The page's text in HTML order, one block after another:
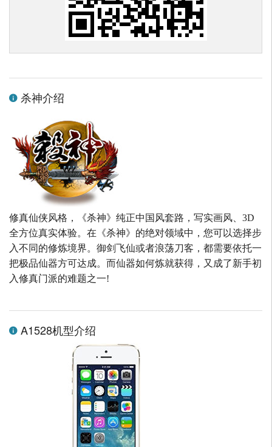
杀神介绍
修真仙侠风格，《杀神》纯正中国风套路，写实画风、3D
全方位真实体验。在《杀神》的绝对领域中，您可以选择步
入不同的修炼境界。御剑飞仙或者浪荡刀客，都需要依托一
把极品仙器方可达成。而仙器如何炼就获得，又成了新手初
入修真门派的难题之一!
A1528机型介绍